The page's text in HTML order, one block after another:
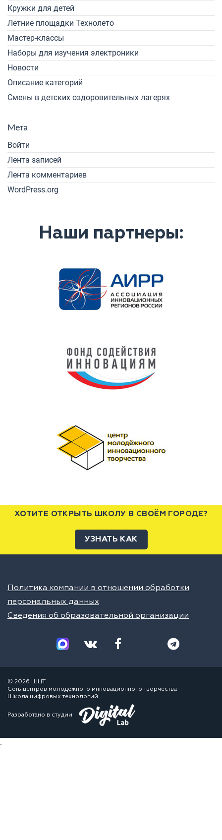
Кружки для детей
Летние площадки Технолето
Мастер-классы
Наборы для изучения электроники
Новости
Описание категорий
Смены в детских оздоровительных лагерях
Мета
Войти
Лента записей
Лента комментариев
WordPress.org
Наши партнеры:
ХОТИТЕ ОТКРЫТЬ ШКОЛУ В СВОЁМ ГОРОДЕ?
УЗНАТЬ КАК
Политика компании в отношении обработки
персональных данных
Сведения об образовательной организации
© 2026 ШЦТ
Сеть центров молодёжного инновационного творчества
Школа цифровых технологий
Разработано в студии
.